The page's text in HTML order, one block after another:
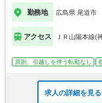
勤務地 広島県 尾道市
アクセス ＪＲ山陽本線(
原則、引越しを伴う転勤なし
求人の詳細を見る